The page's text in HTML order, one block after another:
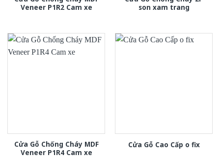
Veneer P1R2 Cam xe
son xam trang
Cửa Gỗ Chống Cháy MDF
Veneer P1R4 Cam xe
Cửa Gỗ Cao Cấp o fix